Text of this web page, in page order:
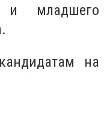
и младшего
на